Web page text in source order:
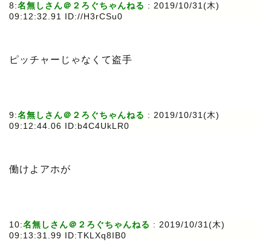
8:名無しさん＠２ろぐちゃんねる : 2019/10/31(木)
09:12:32.91 ID://H3rCSu0
ピッチャーじゃなくて盗手
9:名無しさん＠２ろぐちゃんねる : 2019/10/31(木)
09:12:44.06 ID:b4C4UkLR0
働けよアホが
10:名無しさん＠２ろぐちゃんねる : 2019/10/31(木)
09:13:31.99 ID:TKLXq8IB0